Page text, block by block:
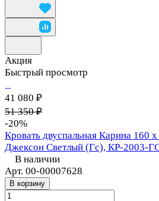
Акция
Быстрый просмотр
41 080 ₽
51 350 ₽
-20%
Кровать двуспальная Карина 160
Джексон Светлый (Гс), КР-2003-
В наличии
Арт. 00-00007628
В корзину